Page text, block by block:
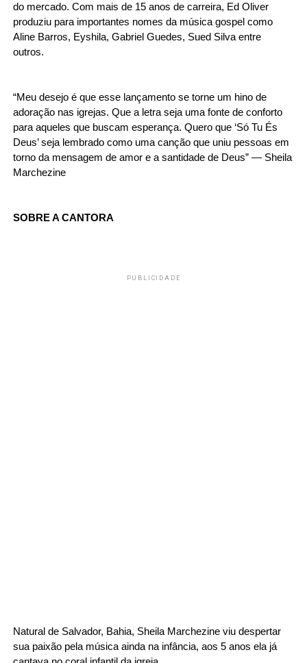
do mercado. Com mais de 15 anos de carreira, Ed Oliver
produziu para importantes nomes da música gospel como
Aline Barros, Eyshila, Gabriel Guedes, Sued Silva entre
outros.
“Meu desejo é que esse lançamento se torne um hino de
adoração nas igrejas. Que a letra seja uma fonte de conforto
para aqueles que buscam esperança. Quero que ‘Só Tu És
Deus’ seja lembrado como uma canção que uniu pessoas em
torno da mensagem de amor e a santidade de Deus” — Sheila
Marchezine
SOBRE A CANTORA
PUBLICIDADE
Natural de Salvador, Bahia, Sheila Marchezine viu despertar
sua paixão pela música ainda na infância, aos 5 anos ela já